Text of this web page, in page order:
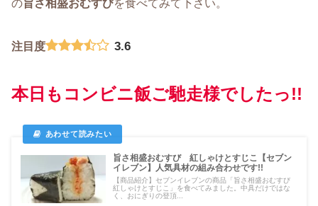
の旨さ相盛おむすびを食べてみて下さい。
注目度 3.6
本日もコンビニ飯ご馳走様でしたっ!!
旨さ相盛おむすび 紅しゃけとすじこ【セブン
イレブン】人気具材の組み合わせです!!
【商品紹介】セブンイレブンの商品「旨さ相盛おむすび
紅しゃけとすじこ」を食べてみました。中具だけではな
く、おにぎりの登頂...